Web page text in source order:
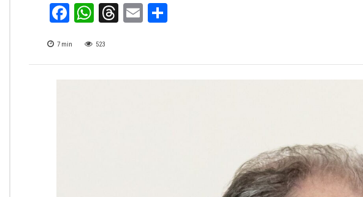
Facebook
WhatsApp
Threads
Email
7 min 523